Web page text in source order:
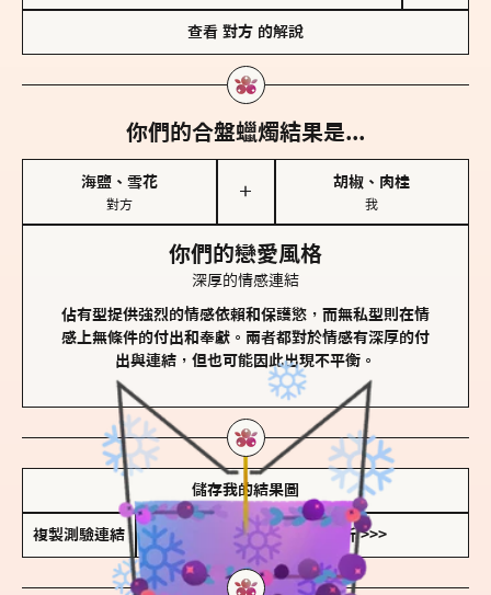
查看 對方 的解說
你們的合盤蠟燭結果是...
海鹽、雪花
對方
＋
胡椒、肉桂
我
你們的戀愛風格
深厚的情感連結
佔有型提供強烈的情感依賴和保護慾，而無私型則在情
感上無條件的付出和奉獻。兩者都對於情感有深厚的付
出與連結，但也可能因此出現不平衡。
儲存我的結果圖
複製測驗連結 查看香氛類型全解析 >>>